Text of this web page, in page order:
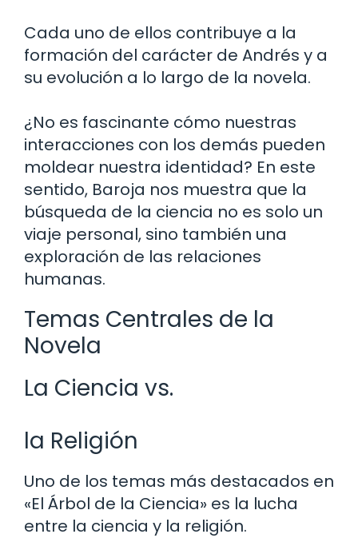
Cada uno de ellos contribuye a la
formación del carácter de Andrés y a
su evolución a lo largo de la novela.
¿No es fascinante cómo nuestras
interacciones con los demás pueden
moldear nuestra identidad? En este
sentido, Baroja nos muestra que la
búsqueda de la ciencia no es solo un
viaje personal, sino también una
exploración de las relaciones
humanas.
Temas Centrales de la
Novela
La Ciencia vs.
la Religión
Uno de los temas más destacados en
«El Árbol de la Ciencia» es la lucha
entre la ciencia y la religión.